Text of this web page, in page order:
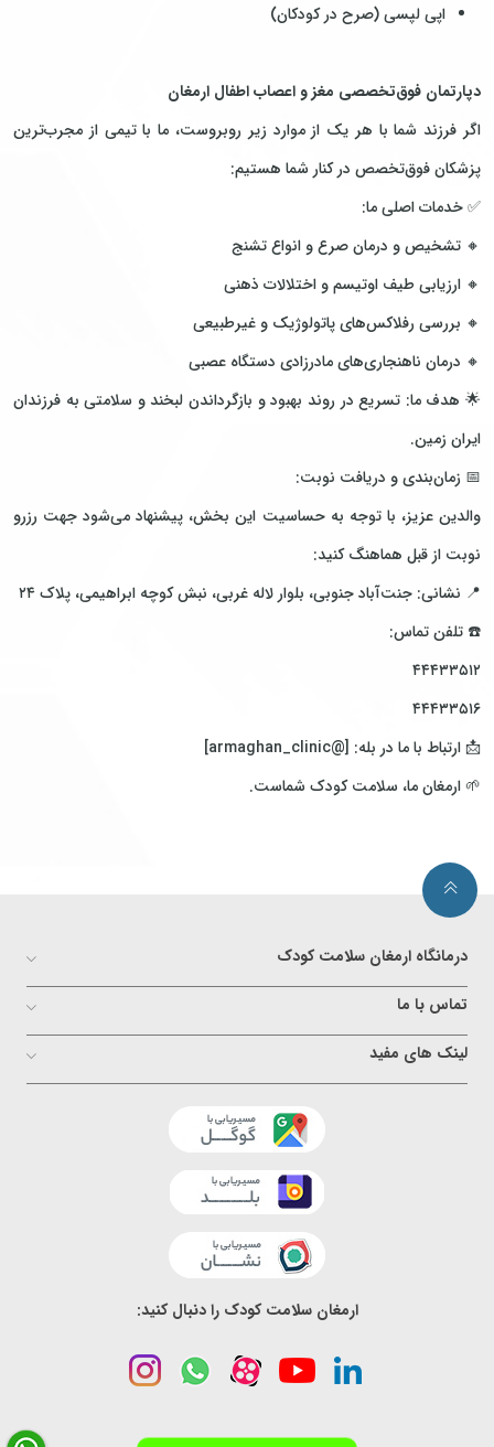
اپی لپسی (صرح در کودکان)
دپارتمان فوق‌تخصصی مغز و اعصاب اطفال ارمغان
اگر فرزند شما با هر یک از موارد زیر روبروست، ما با تیمی از مجرب‌ترین
پزشکان فوق‌تخصص در کنار شما هستیم:
✅ خدمات اصلی ما:
🔸 تشخیص و درمان صرع و انواع تشنج
🔸 ارزیابی طیف اوتیسم و اختلالات ذهنی
🔸 بررسی رفلاکس‌های پاتولوژیک و غیرطبیعی
🔸 درمان ناهنجاری‌های مادرزادی دستگاه عصبی
🌟 هدف ما: تسریع در روند بهبود و بازگرداندن لبخند و سلامتی به فرزندان
ایران زمین.
📅 زمان‌بندی و دریافت نوبت:
والدین عزیز، با توجه به حساسیت این بخش، پیشنهاد می‌شود جهت رزرو
نوبت از قبل هماهنگ کنید:
📍 نشانی: جنت‌آباد جنوبی، بلوار لاله غربی، نبش کوچه ابراهیمی، پلاک ۲۴
☎️ تلفن تماس:
۴۴۴۳۳۵۱۲
۴۴۴۳۳۵۱۶
📩 ارتباط با ما در بله: [@armaghan_clinic]
🌱 ارمغان ما، سلامت کودک شماست.
درمانگاه ارمغان سلامت کودک
تماس با ما
لینک های مفید
ارمغان سلامت کودک را دنبال کنید: